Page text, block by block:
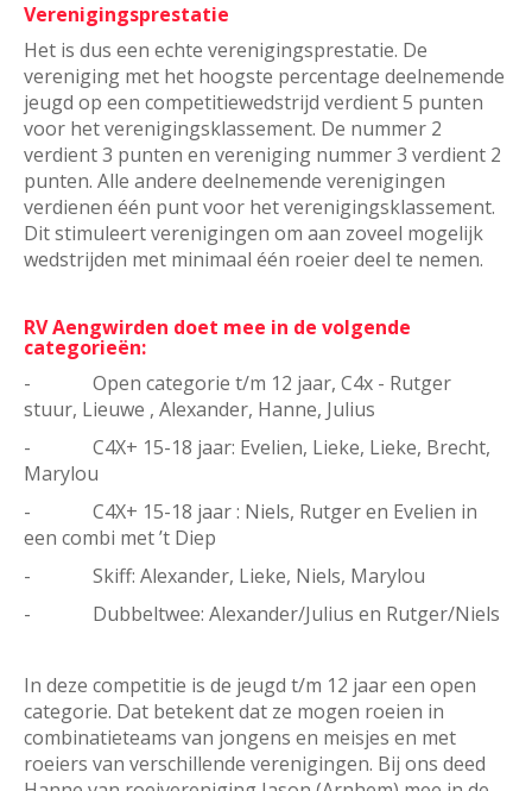
Verenigingsprestatie
Het is dus een echte verenigingsprestatie. De
vereniging met het hoogste percentage deelnemende
jeugd op een competitiewedstrijd verdient 5 punten
voor het verenigingsklassement. De nummer 2
verdient 3 punten en vereniging nummer 3 verdient 2
punten. Alle andere deelnemende verenigingen
verdienen één punt voor het verenigingsklassement.
Dit stimuleert verenigingen om aan zoveel mogelijk
wedstrijden met minimaal één roeier deel te nemen.
RV Aengwirden doet mee in de volgende
categorieën:
- Open categorie t/m 12 jaar, C4x - Rutger
stuur, Lieuwe , Alexander, Hanne, Julius
- C4X+ 15-18 jaar: Evelien, Lieke, Lieke, Brecht,
Marylou
- C4X+ 15-18 jaar : Niels, Rutger en Evelien in
een combi met ’t Diep
- Skiff: Alexander, Lieke, Niels, Marylou
- Dubbeltwee: Alexander/Julius en Rutger/Niels
In deze competitie is de jeugd t/m 12 jaar een open
categorie. Dat betekent dat ze mogen roeien in
combinatieteams van jongens en meisjes en met
roeiers van verschillende verenigingen. Bij ons deed